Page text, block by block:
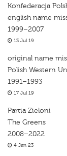
Konfederacja
english name
1999–2007
13 Jul 19
original name
Polish Western
1991–1993
17 Jul 19
Partia Zieloni
The Greens
2008–2022
4 Jan 23